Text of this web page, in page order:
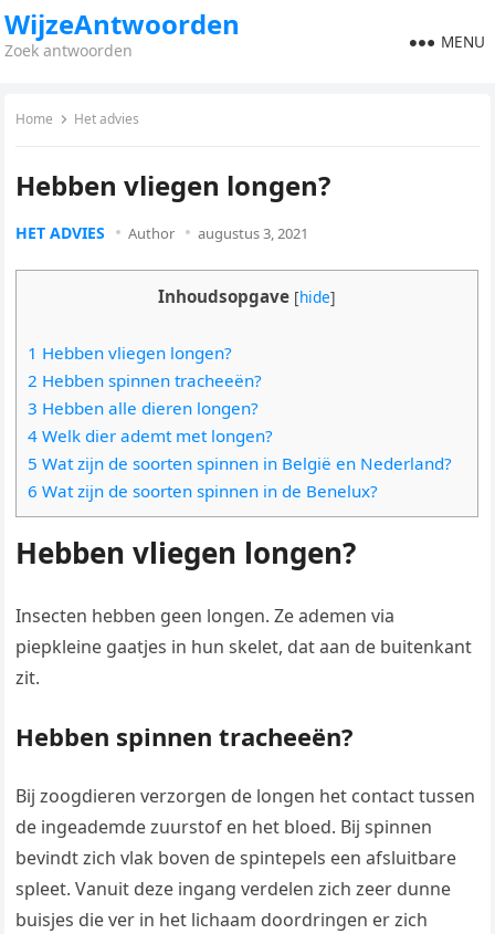
WijzeAntwoorden
Zoek antwoorden MENU
Home Het advies
Hebben vliegen longen?
HET ADVIES Author augustus 3, 2021
Inhoudsopgave [hide]
1 Hebben vliegen longen?
2 Hebben spinnen tracheeën?
3 Hebben alle dieren longen?
4 Welk dier ademt met longen?
5 Wat zijn de soorten spinnen in België en Nederland?
6 Wat zijn de soorten spinnen in de Benelux?
Hebben vliegen longen?
Insecten hebben geen longen. Ze ademen via
piepkleine gaatjes in hun skelet, dat aan de buitenkant
zit.
Hebben spinnen tracheeën?
Bij zoogdieren verzorgen de longen het contact tussen
de ingeademde zuurstof en het bloed. Bij spinnen
bevindt zich vlak boven de spintepels een afsluitbare
spleet. Vanuit deze ingang verdelen zich zeer dunne
buisjes die ver in het lichaam doordringen er zich